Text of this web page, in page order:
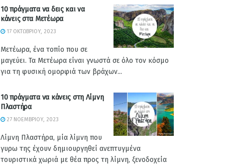
10 πράγματα να δεις και να
κάνεις στα Μετέωρα
17 ΟΚΤΩΒΡΊΟΥ, 2023
Μετέωρα, ένα τοπίο που σε
μαγεύει. Τα Μετέωρα είναι γνωστά σε όλο τον κόσμο
για τη φυσική ομορφιά των βράχων...
10 πράγματα να κάνεις στη Λίμνη
Πλαστήρα
27 ΝΟΕΜΒΡΊΟΥ, 2023
Λίμνη Πλαστήρα, μία λίμνη που
γυρω της έχουν δημιουργηθεί ανεπτυγμένα
τουριστικά χωριά με θέα προς τη λίμνη, ξενοδοχεία